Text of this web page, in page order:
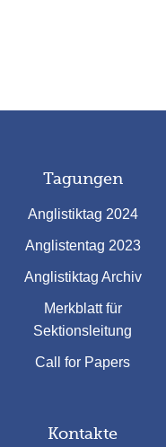
Tagungen
Anglistiktag 2024
Anglistentag 2023
Anglistiktag Archiv
Merkblatt für
Sektionsleitung
Call for Papers
Kontakte